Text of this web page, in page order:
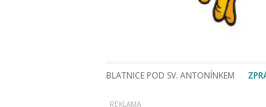
BLATNICE POD SV. ANTONÍNKEM